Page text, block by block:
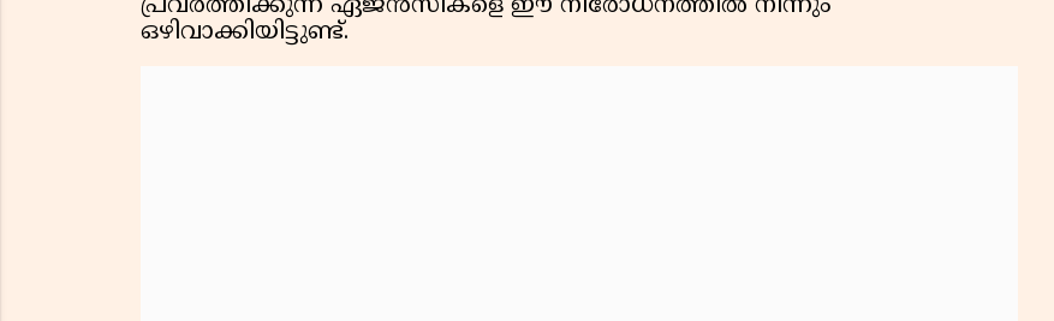
പ്രവർത്തിക്കുന്ന ഏജൻസികളെ ഈ നിരോധനത്തിൽ നിന്നും
ഒഴിവാക്കിയിട്ടുണ്ട്.